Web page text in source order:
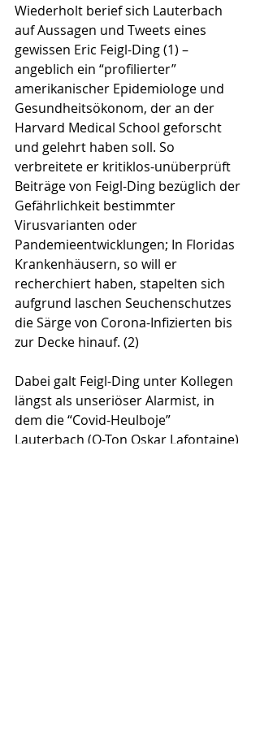
Wiederholt berief sich Lauterbach
auf Aussagen und Tweets eines
gewissen Eric Feigl-Ding (1) –
angeblich ein “profilierter”
amerikanischer Epidemiologe und
Gesundheitsökonom, der an der
Harvard Medical School geforscht
und gelehrt haben soll. So
verbreitete er kritiklos-unüberprüft
Beiträge von Feigl-Ding bezüglich der
Gefährlichkeit bestimmter
Virusvarianten oder
Pandemieentwicklungen; In Floridas
Krankenhäusern, so will er
recherchiert haben, stapelten sich
aufgrund laschen Seuchenschutzes
die Särge von Corona-Infizierten bis
zur Decke hinauf. (2)
Dabei galt Feigl-Ding unter Kollegen
längst als unseriöser Alarmist, in
dem die “Covid-Heulboje”
Lauterbach (O-Ton Oskar Lafontaine)